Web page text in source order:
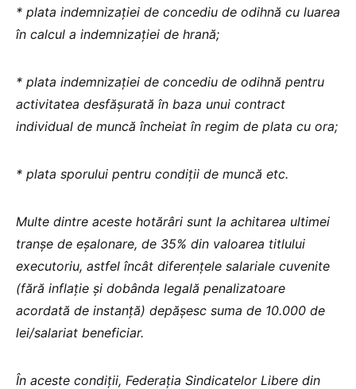
* plata indemnizației de concediu de odihnă cu luarea
în calcul a indemnizației de hrană;
* plata indemnizației de concediu de odihnă pentru
activitatea desfășurată în baza unui contract
individual de muncă încheiat în regim de plata cu ora;
* plata sporului pentru condiții de muncă etc.
Multe dintre aceste hotărâri sunt la achitarea ultimei
tranșe de eșalonare, de 35% din valoarea titlului
executoriu, astfel încât diferențele salariale cuvenite
(fără inflație și dobânda legală penalizatoare
acordată de instanță) depășesc suma de 10.000 de
lei/salariat beneficiar.
În aceste condiții, Federația Sindicatelor Libere din